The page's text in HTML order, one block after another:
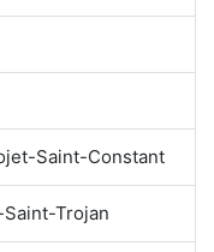
Saint-Constant
Trojan